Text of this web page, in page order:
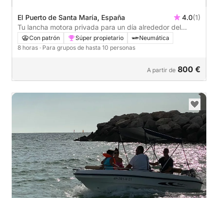
El Puerto de Santa María, España 4.0(1)
Tu lancha motora privada para un día alrededor del
municipio de El Puerto de Santa María
Con patrón Súper propietario
Neumática
8 horas · Para grupos de hasta 10 personas
A partir de 800 €